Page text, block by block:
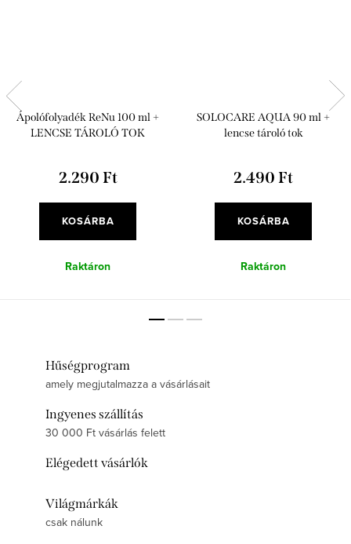
Ápolófolyadék ReNu 100 ml +
LENCSE TÁROLÓ TOK
2.290 Ft
KOSÁRBA
Raktáron
SOLOCARE AQUA 90 ml +
lencse tároló tok
2.490 Ft
KOSÁRBA
Raktáron
Hűségprogram
amely megjutalmazza a vásárlásait
Ingyenes szállítás
30 000 Ft vásárlás felett
Elégedett vásárlók
Világmárkák
csak nálunk